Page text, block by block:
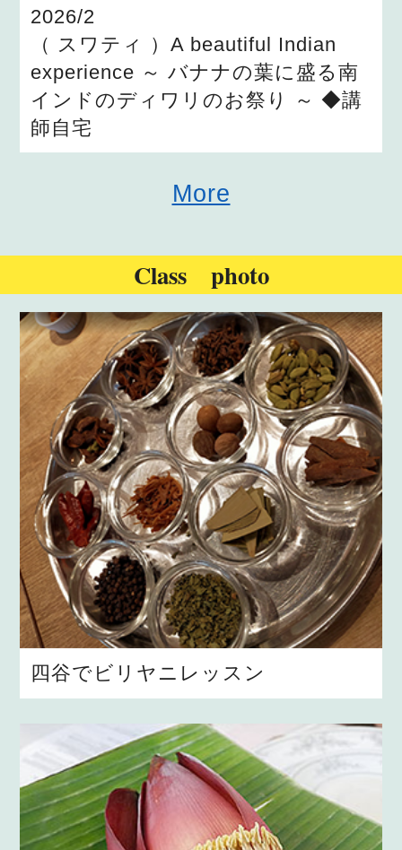
2026/2
（ スワティ ）A beautiful Indian
experience ～ バナナの葉に盛る南
インドのディワリのお祭り ～ ◆講
師自宅
More
Class photo
四谷でビリヤニレッスン